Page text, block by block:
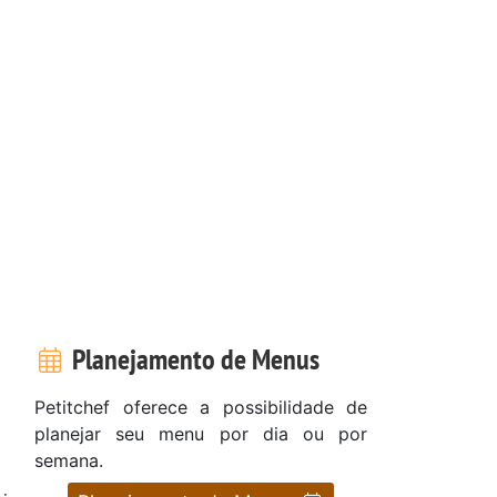
Planejamento de Menus
Petitchef oferece a possibilidade de
planejar seu menu por dia ou por
semana.